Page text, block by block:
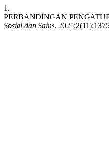
1.
PERBANDINGAN
Sosial dan Sains.